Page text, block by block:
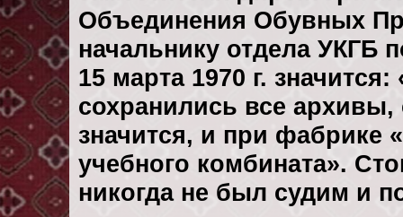
Объединения Обувных
начальнику отдела УКГБ
15 марта 1970 г.
сохранились все
значится, и при фабрике
учебного комбината».
никогда не был судим и